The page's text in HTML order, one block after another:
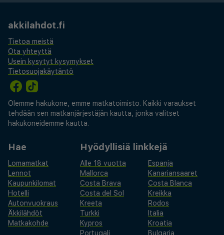
akkilahdot.fi
Tietoa meistä
Ota yhteyttä
Usein kysytyt kysymykset
Tietosuojakäytäntö
Olemme hakukone, emme matkatoimisto. Kaikki varaukset
tehdään sen matkanjärjestäjän kautta, jonka valitset
hakukoneidemme kautta.
Hae
Lomamatkat
Lennot
Kaupunkilomat
Hotelli
Autonvuokraus
Äkkilähdöt
Matkakohde
Hyödyllisiä linkkejä
Alle 18 vuotta
Espanja
Mallorca
Kanariansaaret
Costa Brava
Costa Blanca
Costa del Sol
Kreikka
Kreeta
Rodos
Turkki
Italia
Kypros
Kroatia
Portugali
Bulgaria